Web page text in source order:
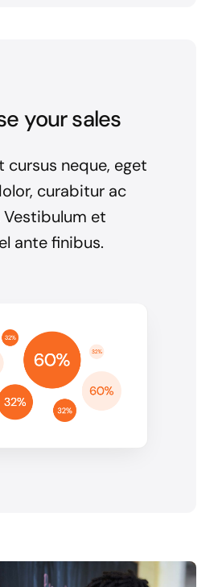
your sales
cursus neque, eget
curabitur ac
Vestibulum et
ante finibus.